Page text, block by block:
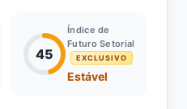
45
Índice de
Futuro Setorial
EXCLUSIVO
Estável